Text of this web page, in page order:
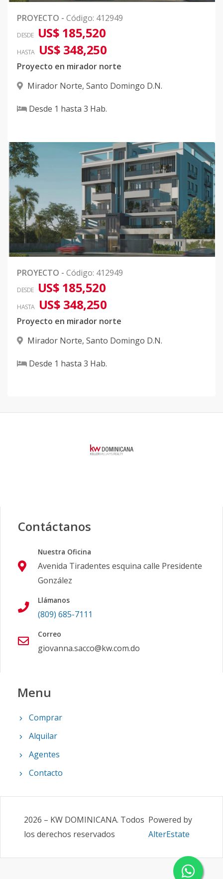
PROYECTO - Código: 412949
DESDE US$ 185,520
HASTA US$ 348,250
Proyecto en mirador norte
Mirador Norte, Santo Domingo D.N.
Desde 1 hasta 3 Hab.
PROYECTO - Código: 412949
DESDE US$ 185,520
HASTA US$ 348,250
Proyecto en mirador norte
Mirador Norte, Santo Domingo D.N.
Desde 1 hasta 3 Hab.
Contáctanos
Nuestra Oficina
Avenida Tiradentes esquina calle Presidente
González
Llámanos
(809) 685-7111
Correo
giovanna.sacco@kw.com.do
Menu
Comprar
Alquilar
Agentes
Contacto
2026 – KW DOMINICANA. Todos
los derechos reservados
Powered by
AlterEstate